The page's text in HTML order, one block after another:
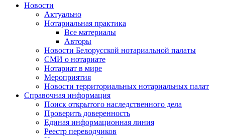
Новости
Актуально
Нотариальная практика
Все материалы
Авторы
Новости Белорусской нотариальной палаты
СМИ о нотариате
Нотариат в мире
Мероприятия
Новости территориальных нотариальных палат
Справочная информация
Поиск открытого наследственного дела
Проверить доверенность
Единая информационная линия
Реестр переводчиков